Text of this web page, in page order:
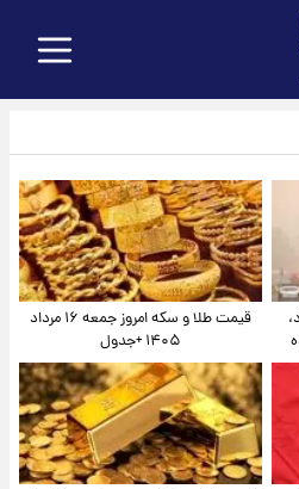
قیمت طلا و سکه امروز جمعه ۱۶ مرداد
۱۴۰۵ +جدول